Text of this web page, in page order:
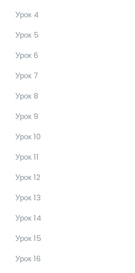
Урок 4
Урок 5
Урок 6
Урок 7
Урок 8
Урок 9
Урок 10
Урок 11
Урок 12
Урок 13
Урок 14
Урок 15
Урок 16